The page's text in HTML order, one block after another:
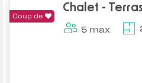
Coup de
Chalet -
5 max